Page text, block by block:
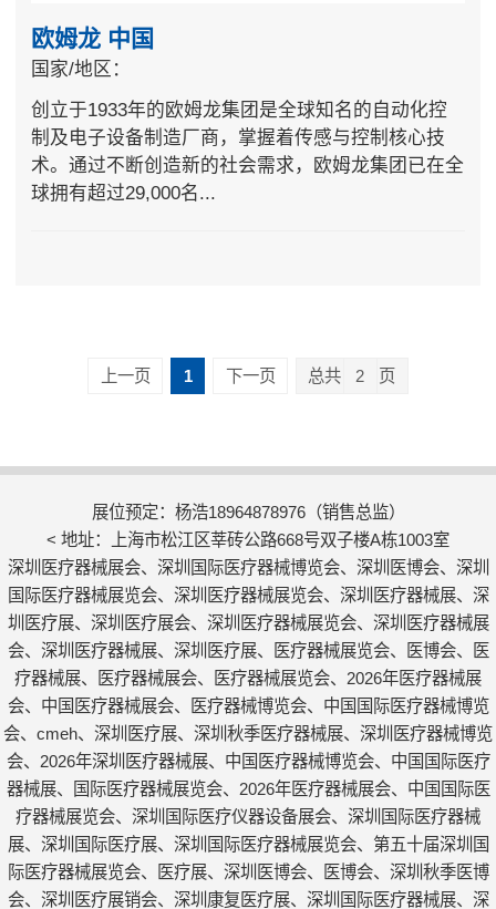
欧姆龙 中国
国家/地区：
创立于1933年的欧姆龙集团是全球知名的自动化控
制及电子设备制造厂商，掌握着传感与控制核心技
术。通过不断创造新的社会需求，欧姆龙集团已在全
球拥有超过29,000名...
上一页 1 下一页 总共 2 页
展位预定：杨浩18964878976（销售总监）
< 地址：上海市松江区莘砖公路668号双子楼A栋1003室
深圳医疗器械展会、深圳国际医疗器械博览会、深圳医博会、深圳
国际医疗器械展览会、深圳医疗器械展览会、深圳医疗器械展、深
圳医疗展、深圳医疗展会、深圳医疗器械展览会、深圳医疗器械展
会、深圳医疗器械展、深圳医疗展、医疗器械展览会、医博会、医
疗器械展、医疗器械展会、医疗器械展览会、2026年医疗器械展
会、中国医疗器械展会、医疗器械博览会、中国国际医疗器械博览
会、cmeh、深圳医疗展、深圳秋季医疗器械展、深圳医疗器械博览
会、2026年深圳医疗器械展、中国医疗器械博览会、中国国际医疗
器械展、国际医疗器械展览会、2026年医疗器械展会、中国国际医
疗器械展览会、深圳国际医疗仪器设备展会、深圳国际医疗器械
展、深圳国际医疗展、深圳国际医疗器械展览会、第五十届深圳国
际医疗器械展览会、医疗展、深圳医博会、医博会、深圳秋季医博
会、深圳医疗展销会、深圳康复医疗展、深圳国际医疗器械展、深